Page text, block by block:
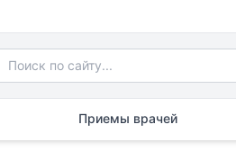
Приемы врачей